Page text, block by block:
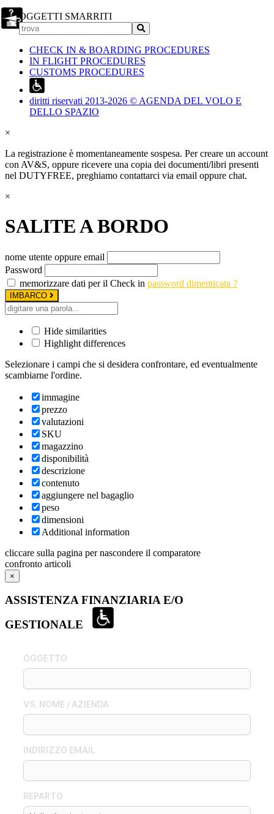
OGGETTI SMARRITI
CHECK IN & BOARDING PROCEDURES
IN FLIGHT PROCEDURES
CUSTOMS PROCEDURES
diritti riservati 2013-2026 © AGENDA DEL VOLO E
DELLO SPAZIO
×
La registrazione è momentaneamente sospesa. Per creare un account
con AV&S, oppure ricevere una copia dei documenti/libri presenti
nel DUTYFREE, preghiamo contattarci via email oppure chat.
×
SALITE A BORDO
nome utente oppure email
Password
memorizzare dati per il Check in password dimenticata ?
IMBARCO
Hide similarities
Highlight differences
Selezionare i campi che si desidera confrontare, ed eventualmente
scambiarne l'ordine.
immagine
prezzo
valutazioni
SKU
magazzino
disponibilità
descrizione
contenuto
aggiungere nel bagaglio
peso
dimensioni
Additional information
cliccare sulla pagina per nascondere il comparatore
confronto articoli
×
ASSISTENZA FINANZIARIA E/O
GESTIONALE